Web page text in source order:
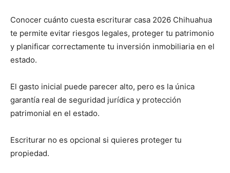
Conocer cuánto cuesta escriturar casa 2026 Chihuahua
te permite evitar riesgos legales, proteger tu patrimonio
y planificar correctamente tu inversión inmobiliaria en el
estado.
El gasto inicial puede parecer alto, pero es la única
garantía real de seguridad jurídica y protección
patrimonial en el estado.
Escriturar no es opcional si quieres proteger tu
propiedad.